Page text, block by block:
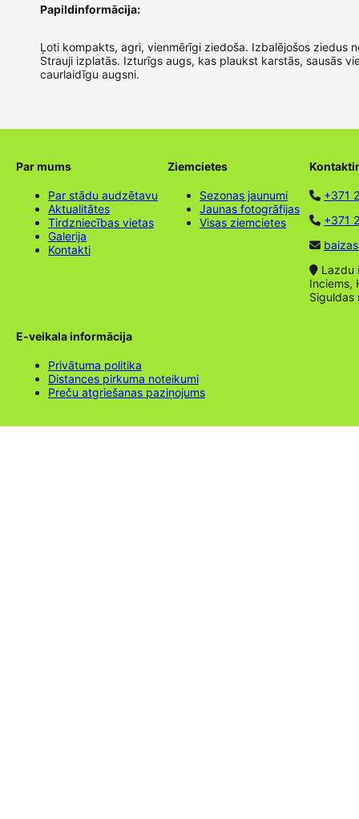
Papildinformācija:
Ļoti kompakts, agri, vienmērīgi ziedoša. Izbalējošos ziedus
Strauji izplatās. Izturīgs augs, kas plaukst karstās, sausās
caurlaidīgu augsni.
Par mums
Par stādu audzētavu
Aktualitātes
Tirdzniecības vietas
Galerija
Kontakti
Ziemcietes
Sezonas jaunumi
Jaunas fotogrāfijas
Visas ziemcietes
+371
+371
Lazdu
Inciems,
Siguldas
E-veikala informācija
Privātuma politika
Distances pirkuma noteikumi
Preču atgriešanas paziņojums